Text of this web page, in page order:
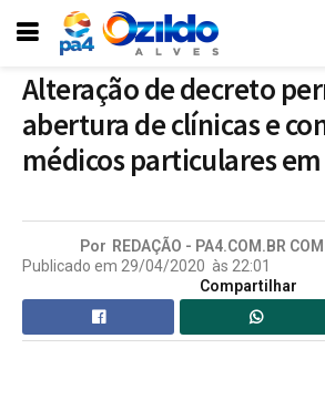
Alteração de decreto
abertura de clínicas e
médicos particulares
Por REDAÇÃO - PA4.COM.BR
Publicado em 29/04/2020 às 22:01
Compartilhar